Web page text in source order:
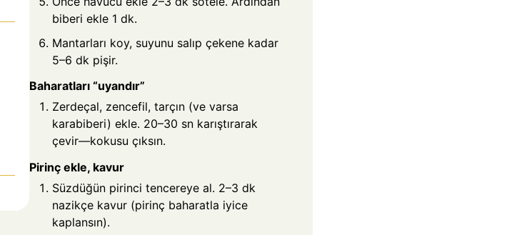
biberi ekle 1 dk.
Mantarları koy, suyunu salıp çekene kadar
5–6 dk pişir.
Baharatları “uyandır”
Zerdeçal, zencefil, tarçın (ve varsa
karabiberi) ekle. 20–30 sn karıştırarak
çevir—kokusu çıksın.
Pirinç ekle, kavur
Süzdüğün pirinci tencereye al. 2–3 dk
nazikçe kavur (pirinç baharatla iyice
kaplansın).